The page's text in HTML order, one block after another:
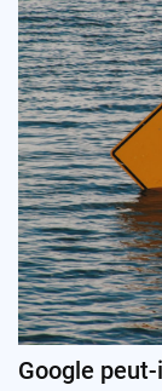
Google